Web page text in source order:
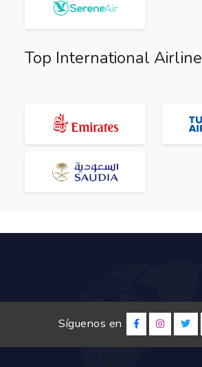
Top International Airline
Síguenos en